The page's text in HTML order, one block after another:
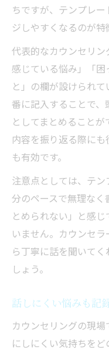
ちですが、テンプレ
ジしやすくなるのが特
代表的なカウンセリ
感じている悩み」「
と」の欄が設けられ
番に記入することで
としてまとめること
内容を振り返る際に
も有効です。
注意点としては、テ
分のペースで無理なく
とめられない」と感
いません。カウンセ
ら丁寧に話を聞いて
しょう。
話しにくい悩みも記
カウンセリングの現
にしにくい気持ちを